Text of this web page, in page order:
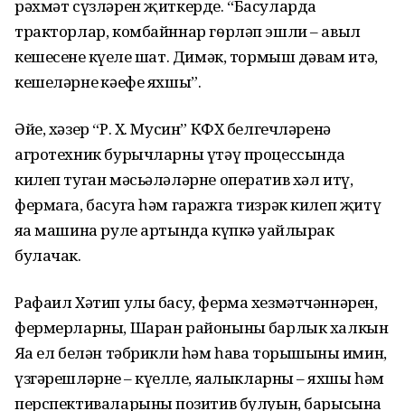
рәхмәт сүзләрен җиткерде. “Басуларда
тракторлар, комбайннар гөрләп эшли – авыл
кешесенең күңеле шат. Димәк, тормыш дәвам итә,
кешеләрнең кәефе яхшы”.
Әйе, хәзер “Р. Х. Мусин” КФХ белгечләренә
агротехник бурычларны үтәү процессында
килеп туган мәсьәләләрне оператив хәл итү,
фермага, басуга һәм гаражга тизрәк килеп җитү
яңа машина руле артында күпкә уңайлырак
булачак.
Рафаил Хәтип улы басу, ферма хезмәтчәннәрен,
фермерларны, Шаран районының барлык халкын
Яңа ел белән тәбрикли һәм һава торышының имин,
үзгәрешләрнең – күңелле, яңалыкларның – яхшы һәм
перспективаларының позитив булуын, барысына